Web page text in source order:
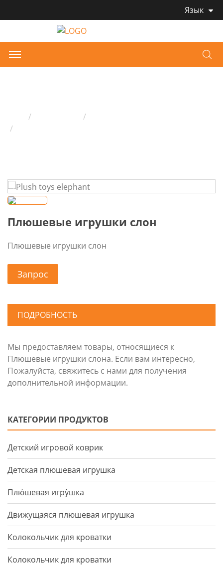
Язык
Плюшевые игрушки слон
Плюшевые игрушки слон
Запрос
ПОДРОБНОСТЬ
Мы предоставляем товары, относящиеся к
Плюшевые игрушки слона. Если вам интересно,
Пожалуйста, свяжитесь с нами для получения
дополнительной информации.
КАТЕГОРИИ ПРОДУКТОВ
Детский игровой коврик
Детская плюшевая игрушка
Плю́шевая игру́шка
Движущаяся плюшевая игрушка
Колокольчик для кроватки
Колокольчик для кроватки